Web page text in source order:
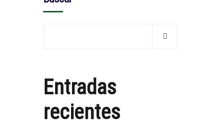
Entradas
recientes